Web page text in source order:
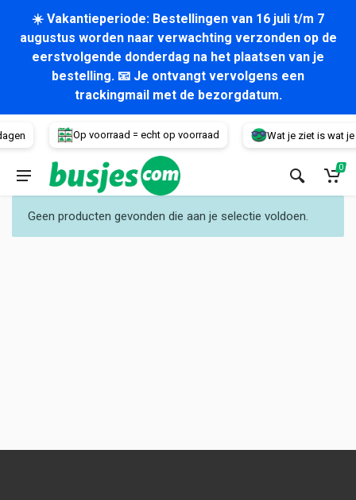
☀️ Vakantieperiode: Bestellingen van 16 juli t/m 7
augustus worden naar verwachting verzonden op de
eerstvolgende donderdag na het plaatsen van je
bestelling. 📧 Je ontvangt vervolgens een
trackingmail met de bezorgdatum.
Op voorraad = echt op voorraad Wat je ziet is wat je
Voertuig
0
Geen producten gevonden die aan je selectie voldoen.